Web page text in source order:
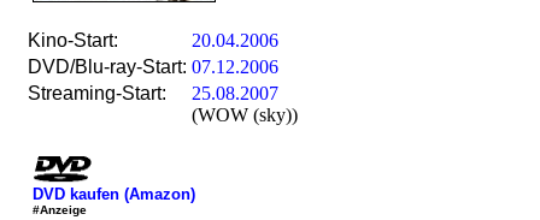
Kino-Start:
20.04.2006
DVD/Blu-ray-Start: 07.12.2006
Streaming-Start:
25.08.2007
(WOW (sky))
DVD kaufen (Amazon)
#Anzeige